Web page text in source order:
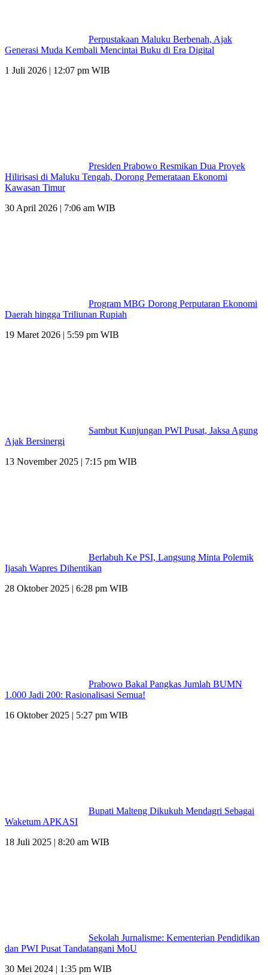
Perpustakaan Maluku Berbenah, Ajak
Generasi Muda Kembali Mencintai Buku di Era Digital
1 Juli 2026 | 12:07 pm WIB
Presiden Prabowo Resmikan Dua Proyek
Hilirisasi di Maluku Tengah, Dorong Pemerataan Ekonomi
Kawasan Timur
30 April 2026 | 7:06 am WIB
Program MBG Dorong Perputaran Ekonomi
Daerah hingga Triliunan Rupiah
19 Maret 2026 | 5:59 pm WIB
Sambut Kunjungan PWI Pusat, Jaksa Agung
Ajak Bersinergi
13 November 2025 | 7:15 pm WIB
Berlabuh Ke PSI, Langsung Minta Polemik
Ijasah Wapres Dihentikan
28 Oktober 2025 | 6:28 pm WIB
Prabowo Bakal Pangkas Jumlah BUMN
1.000 Jadi 200: Rasionalisasi Semua!
16 Oktober 2025 | 5:27 pm WIB
Bupati Malteng Dikukuh Mendagri Sebagai
Waketum APKASI
18 Juli 2025 | 8:20 am WIB
Sekolah Jurnalisme: Kementerian Pendidikan
dan PWI Pusat Tandatangani MoU
30 Mei 2024 | 1:35 pm WIB